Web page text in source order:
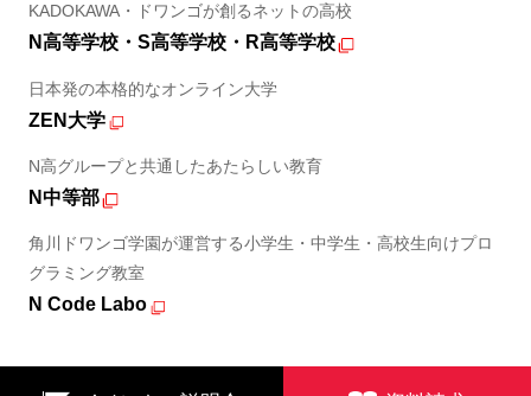
KADOKAWA・ドワンゴが創るネットの高校
N高等学校・S高等学校・R高等学校
日本発の本格的なオンライン大学
ZEN大学
N高グループと共通したあたらしい教育
N中等部
角川ドワンゴ学園が運営する小学生・中学生・高校生向けプロ
グラミング教室
N Code Labo